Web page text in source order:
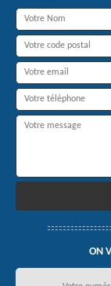
ON